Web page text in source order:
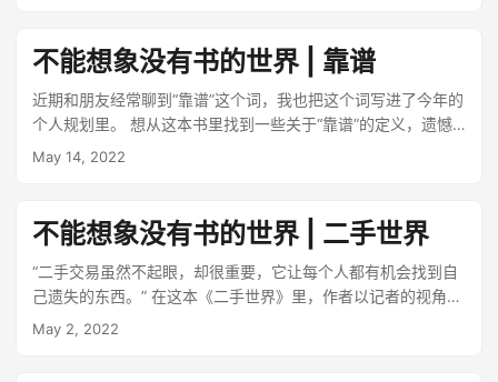
作人是一个很幕后的职位，但又特别重要。可能和大家的普遍
认知不同，除了负责编曲，还要从前到歌曲、专辑的概念构
想，期间与歌手合作、配唱，往后到歌曲的后期调整，全都要
由制作人来负责，有点像电影中的导演。具体就不在这里展开
了，感兴趣的可以看看书，或者在网上找音乐制作相关的影片
后，小律有写这么一句话： 其实我很早便发觉能借由「分享」
的过程来检视自己是否清楚了解，换取收入的同时，也会产生
更多动力去要求自身的成长。 我在近期停掉了绝大部分的分享
输出，给自己的理由是，「以满足表达欲而做的分享创作，是
一种暴力的傲慢」，不知道这个想法和状态还会持续多久，但
海浪能游得更快更轻松：“在人生中，那些想要消耗我注意力、
就是涌向岸边的反向海浪。而能帮我成就 PFE 的人、活动和事
物，就是涌向大海的正向海浪。因此，我在反向浪上浪费的时
间和精力越多，留给正向浪的时间和精力就越少”。 很大程度
这本书时，就问过自己这个问题，“What make my heart
寻找这个答案的路上。 不知道你是否会害怕问自己这样的问
题，至少几年前的我是这样，有点像照镜子时，害怕用双眼盯
住自己的眼睛，但是现在不会了，我对自己挺坦诚的，或许是
的选择，一看便知道，作者是非常了解自己的人，知道做什么
样的事能带来快乐，从而可以通过降低成本来换取满足。 这本
书的字里行间，处处都透露出作者的可爱，大白话的文风也是
幽默，看了让人会心一笑。他在书中分享了隐居的生活细节，
包括每天的开销、起居的作息、以及健康的菜谱，也分享了做
决定的来龙去脉、隐居前后的体验和思考。 隐居是什么呢？从
善加利用自己所拥有的事物，抛弃那些勉强的欲望。而隐居的
精髓，就是享受人生。 所以为什么要隐居呢？作者隐居的契
机，是源自于无意义的加班生活。“工作 12 小时？这很正常
啊”，身边都是这样的回答，他觉得这很不正常，好像也没有必
离金钱，只是把目标转变为“尽可能不花钱也能生活得下去”，作
不能想象没有书的世界 | 靠谱
近期和朋友经常聊到“靠谱”这个词，我也把这个词写进了今年的
个人规划里。 想从这本书里找到一些关于“靠谱”的定义，遗憾
的是，并没有我想要的答案。 作者大石哲之，采访了许多经验
对每个技能都进行了简单易懂的解释说明。 这些技能的确很基
础、实用，在职场的这些年，大多都已经知晓，有些已经熟练
使用，也有部分没做到或是做得并不到位。 其实看这类书，很
容易陷入“道理我都懂，但是看完就忘”的情况。我是觉得，一方
面，这些“道理”都是作者精炼而出，从个人经历总结出的方法
论，除了本人，很难从方法论还原出完整的经历和体会，特别
May 14, 2022
不能想象没有书的世界 | 二手世界
“二手交易虽然不起眼，却很重要，它让每个人都有机会找到自
己遗失的东西。” 在这本《二手世界》里，作者以记者的视角，
横跨五大洲、四大洋，到访各个国家的回收公司与二手市场，
May 2, 2022